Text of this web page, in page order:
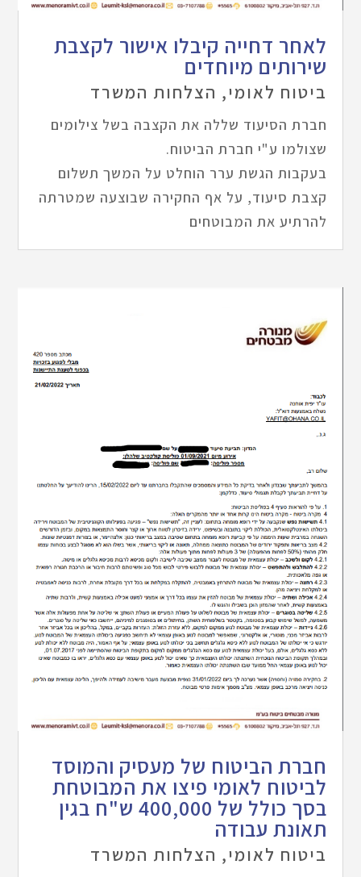
לאחר דחייה קיבלו אישור לקצבת
שירותים מיוחדים
ביטוח לאומי, הצלחות המשרד
חברת הסיעוד שללה את הקצבה בשל צילומים
שצולמו ע"י חברת הביטוח.
בעקבות הגשת ערר הוחלט על המשך תשלום
קצבת סיעוד, על אף החקירה שבוצעה שמטרתה
להרתיע את המבוטחים
חברת הביטוח של מעסיק והמוסד
לביטוח לאומי פיצו את המבוטחת
בסך כולל של 400,000 ש"ח בגין
תאונת עבודה
ביטוח לאומי, הצלחות המשרד